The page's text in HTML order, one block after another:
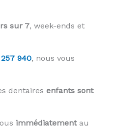
sur 7, week-ends et
257 940, nous vous
dentaires enfants sont
immédiatementau